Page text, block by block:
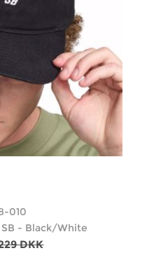
010
- Black/White
DKK